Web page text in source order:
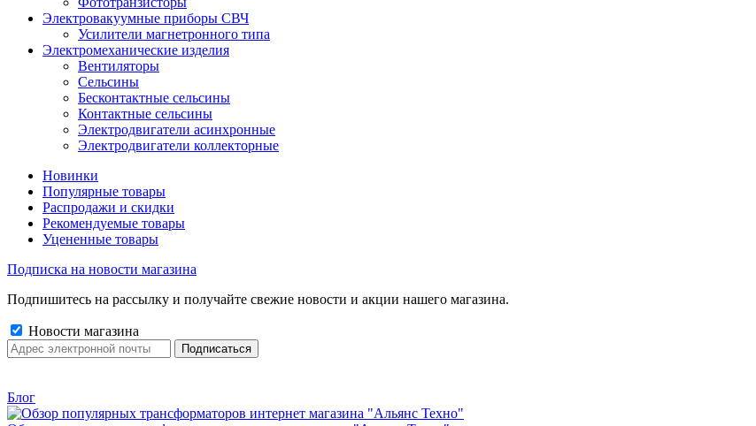
Электровакуумные приборы СВЧ
Усилители магнетронного типа
Электромеханические изделия
Вентиляторы
Сельсины
Бесконтактные сельсины
Контактные сельсины
Электродвигатели асинхронные
Электродвигатели коллекторные
Новинки
Популярные товары
Распродажи и скидки
Рекомендуемые товары
Уцененные товары
Подписка на новости магазина
Подпишитесь на рассылку и получайте свежие новости и акции нашего магазина.
Новости магазина
Блог